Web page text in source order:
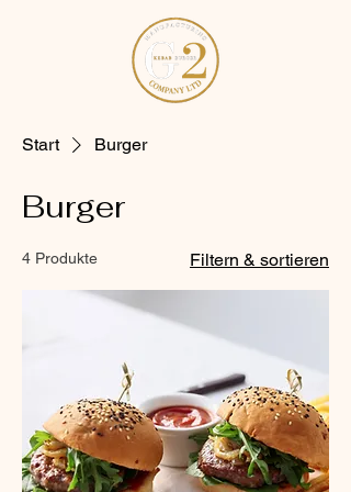
Start Burger
Burger
4 Produkte Filtern & sortieren